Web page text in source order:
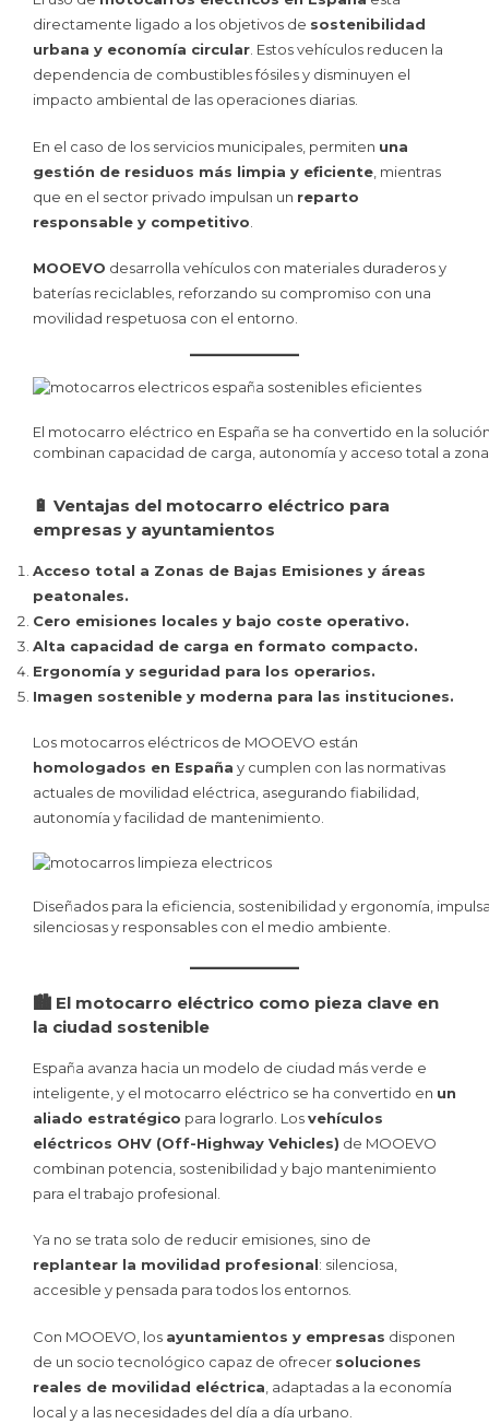
directamente ligado a los objetivos de sostenibilidad
urbana y economía circular. Estos vehículos reducen la
dependencia de combustibles fósiles y disminuyen el
impacto ambiental de las operaciones diarias.
En el caso de los servicios municipales, permiten una
gestión de residuos más limpia y eficiente , mientras
que en el sector privado impulsan un reparto
responsable y competitivo
MOOEVO desarrolla vehículos con materiales duraderos y
baterías reciclables, reforzando su compromiso con una
movilidad respetuosa con el entorno.
El motocarro eléctrico en España se ha convertido en la
combinan capacidad de carga, autonomía y acceso total a
🔋 Ventajas del motocarro eléctrico para
empresas y ayuntamientos
Acceso total a Zonas de Bajas Emisiones y áreas
peatonales.
Cero emisiones locales y bajo coste operativo.
Alta capacidad de carga en formato compacto.
Ergonomía y seguridad para los operarios.
Imagen sostenible y moderna para las instituciones.
Los motocarros eléctricos de MOOEVO están
homologados en España y cumplen con las normativas
actuales de movilidad eléctrica, asegurando fiabilidad,
autonomía y facilidad de mantenimiento.
Diseñados para la eficiencia, sostenibilidad y ergonomía,
silenciosas y responsables con el medio ambiente.
🏙️ El motocarro eléctrico como pieza clave en
la ciudad sostenible
España avanza hacia un modelo de ciudad más verde e
inteligente, y el motocarro eléctrico se ha convertido en un
aliado estratégico para lograrlo. Losvehículos
eléctricos OHV (Off-Highway Vehicles) de MOOEVO
combinan potencia, sostenibilidad y bajo mantenimiento
para el trabajo profesional.
Ya no se trata solo de reducir emisiones, sino de
replantear la movilidad profesional: silenciosa,
accesible y pensada para todos los entornos.
Con MOOEVO, los ayuntamientos y empresas disponen
de un socio tecnológico capaz de ofrecer soluciones
reales de movilidad eléctrica , adaptadas a la economía
local y a las necesidades del día a día urbano.